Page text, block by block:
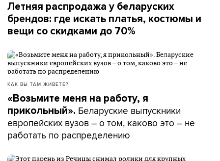
Летняя распродажа у беларуских
брендов: где искать платья, костюмы и
вещи со скидками до 70%
КАК ВЫ ТАМ ЖИВЕТЕ?
«Возьмите меня на работу, я
прикольный». Беларуские выпускники
европейских вузов – о том, каково это – не
работать по распределению